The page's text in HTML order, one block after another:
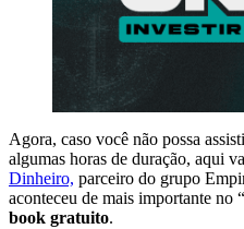
Agora, caso você não possa
algumas horas de duração, aqui
Dinheiro, parceiro do grupo
aconteceu de mais importante no
book gratuito.